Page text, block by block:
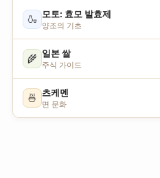
🍶 모토: 효모 발효제
양조의 기초
🌾 일본 쌀
주식 가이드
🍜 츠케멘
면 문화